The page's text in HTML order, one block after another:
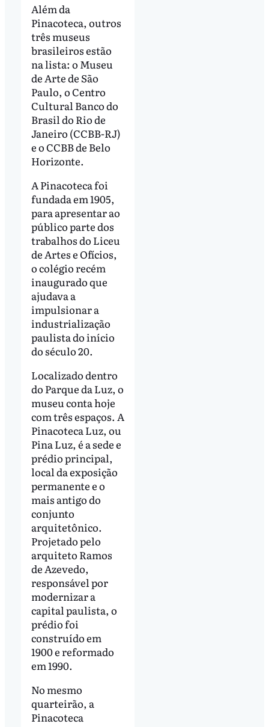
Além da
Pinacoteca, outros
três museus
brasileiros estão
na lista: o Museu
de Arte de São
Paulo, o Centro
Cultural Banco do
Brasil do Rio de
Janeiro (CCBB-RJ)
e o CCBB de Belo
Horizonte.
A Pinacoteca foi
fundada em 1905,
para apresentar ao
público parte dos
trabalhos do Liceu
de Artes e Ofícios,
o colégio recém
inaugurado que
ajudava a
impulsionar a
industrialização
paulista do início
do século 20.
Localizado dentro
do Parque da Luz, o
museu conta hoje
com três espaços. A
Pinacoteca Luz, ou
Pina Luz, é a sede e
prédio principal,
local da exposição
permanente e o
mais antigo do
conjunto
arquitetônico.
Projetado pelo
arquiteto Ramos
de Azevedo,
responsável por
modernizar a
capital paulista, o
prédio foi
construído em
1900 e reformado
em 1990.
No mesmo
quarteirão, a
Pinacoteca